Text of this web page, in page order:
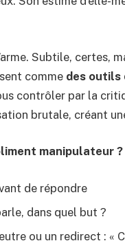
Subtile, certes,
comme des outils
contrôler par la
brutale, créant
manipulateur ?
de répondre
dans quel but ?
ou un redirect : «